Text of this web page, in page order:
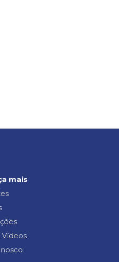
mais
Vídeos